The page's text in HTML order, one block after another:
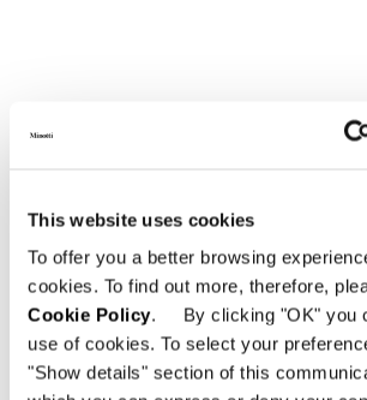
This website uses cookies
To offer you a better browsing
cookies. To find out more, therefore,
Cookie Policy. By clicking "OK" you
use of cookies. To select your
"Show details" section of this